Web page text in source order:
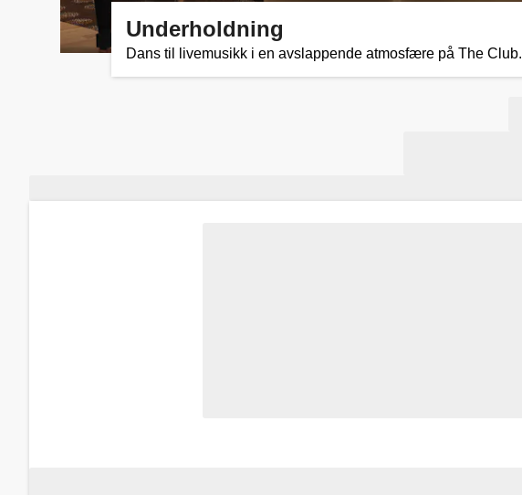
Underholdning
Dans til livemusikk i en avslappende atmosfære på The Club.